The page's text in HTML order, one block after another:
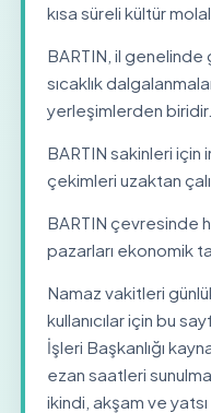
kısa süreli kültür
BARTIN, il genelinde
sıcaklık
yerleşimlerden biridir.
BARTIN sakinleri için
çekimleri uzaktan
BARTIN çevresinde
pazarları ekonomik
Namaz vakitleri
kullanıcılar için bu
İşleri Başkanlığı
ezan saatleri
ikindi, akşam ve